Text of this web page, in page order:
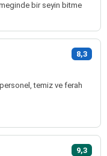
bir seyin bitme
8,3
temiz ve ferah
9,3